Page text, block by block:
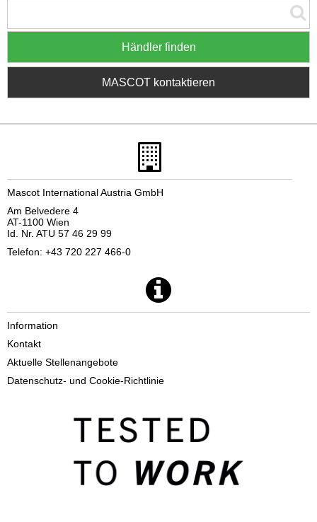
Händler finden
MASCOT kontaktieren
Mascot International Austria GmbH
Am Belvedere 4
AT-1100 Wien
Id. Nr. ATU 57 46 29 99
Telefon: +43 720 227 466-0
Information
Kontakt
Aktuelle Stellenangebote
Datenschutz- und Cookie-Richtlinie